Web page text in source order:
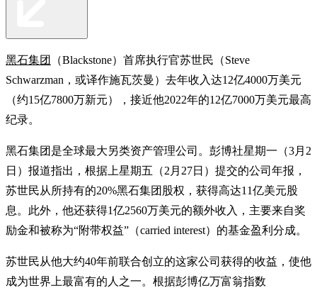
黑石集团
（Blackstone）首席执行官苏世民（Steve
Schwarzman，或译作施瓦茨曼）去年收入达12亿4000万美元
（约15亿7800万新元），接近他2022年的12亿7000万美元最高
纪录。
黑石集团是全球最大另类资产管理公司。彭博社星期一（3月2
日）报道指出，根据上星期五（2月27日）提交的公司年报，
苏世民从所持有的20%黑石集团股权，获得高达11亿美元股
息。此外，他还获得1亿2560万美元的额外收入，主要来自奖
励金和被称为“附带权益”（carried interest）的基金盈利分成。
苏世民从他大约40年前联合创立的这家公司获得的收益，使他
成为世界上最富有的人之一。根据彭博亿万富翁指数